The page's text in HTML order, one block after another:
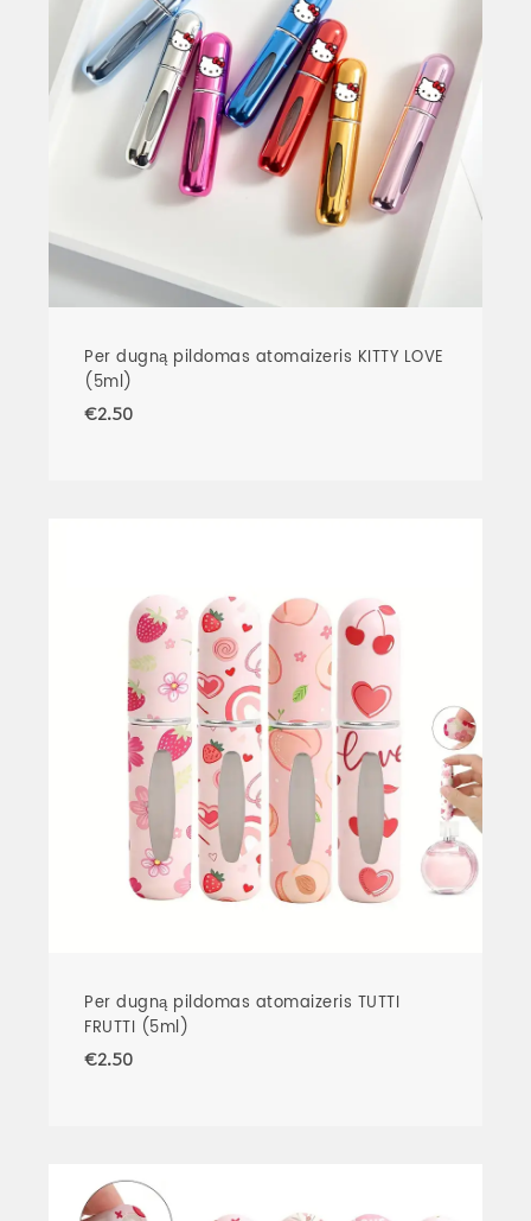
Per dugną pildomas atomaizeris KITTY LOVE
(5ml)
€2.50
Per dugną pildomas atomaizeris TUTTI
FRUTTI (5ml)
€2.50